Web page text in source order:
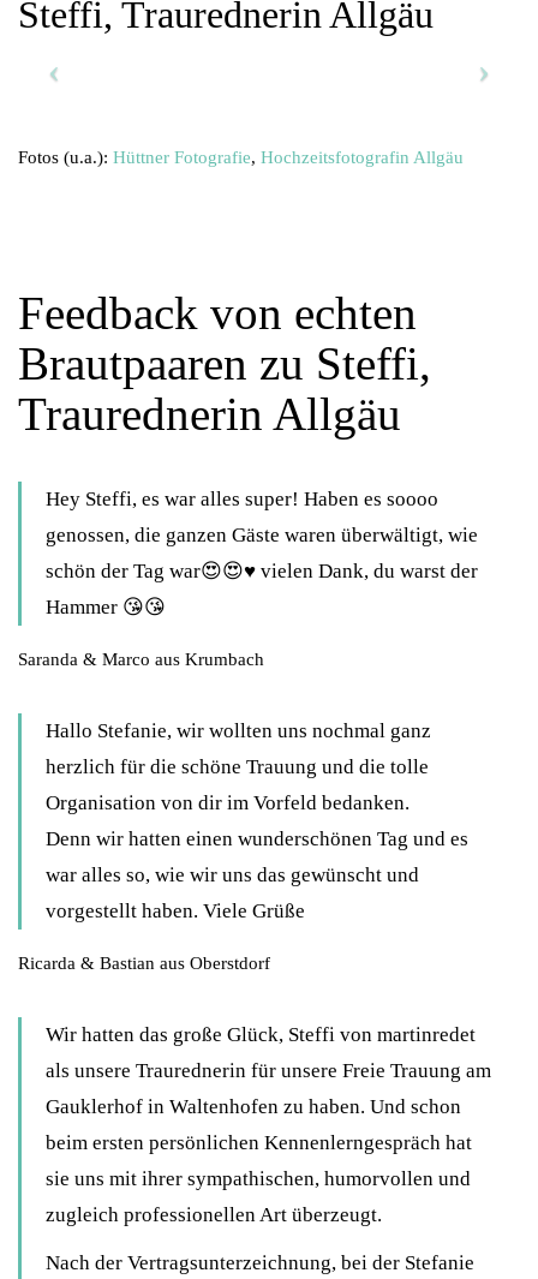
Steffi, Traurednerin Allgäu
Fotos (u.a.): Hüttner Fotografie, Hochzeitsfotografin Allgäu
Feedback von echten
Brautpaaren zu Steffi,
Traurednerin Allgäu
Hey Steffi, es war alles super! Haben es soooo
genossen, die ganzen Gäste waren überwältigt, wie
schön der Tag war😍😍♥️ vielen Dank, du warst der
Hammer 😘😘
Saranda & Marco aus Krumbach
Hallo Stefanie, wir wollten uns nochmal ganz
herzlich für die schöne Trauung und die tolle
Organisation von dir im Vorfeld bedanken.
Denn wir hatten einen wunderschönen Tag und es
war alles so, wie wir uns das gewünscht und
vorgestellt haben. Viele Grüße
Ricarda & Bastian aus Oberstdorf
Wir hatten das große Glück, Steffi von martinredet
als unsere Traurednerin für unsere Freie Trauung am
Gauklerhof in Waltenhofen zu haben. Und schon
beim ersten persönlichen Kennenlerngespräch hat
sie uns mit ihrer sympathischen, humorvollen und
zugleich professionellen Art überzeugt.
Nach der Vertragsunterzeichnung, bei der Stefanie